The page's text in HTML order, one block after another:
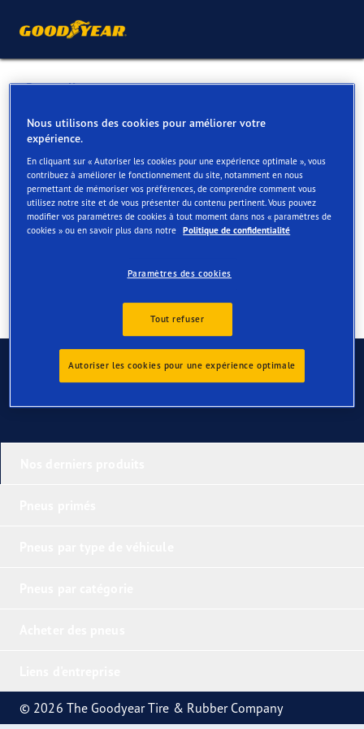
Retour liste
PNEUS GOEDERT
Services disponibles en ligne et en magasin
Contact Services Avis
Contactez-nous
© 2026 The Goodyear Tire & Rubber Company
Nous utilisons des cookies pour améliorer votre
expérience.
En cliquant sur « Autoriser les cookies pour une expérience optimale », vous
contribuez à améliorer le fonctionnement du site, notamment en nous
permettant de mémoriser vos préférences, de comprendre comment vous
utilisez notre site et de vous présenter du contenu pertinent. Vous pouvez
modifier vos paramètres de cookies à tout moment dans nos « paramètres de
cookies » ou en savoir plus dans notre Politique de confidentialité
Paramètres des cookies
Tout refuser
Autoriser les cookies pour une expérience optimale